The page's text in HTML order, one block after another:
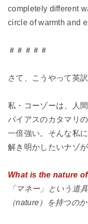
completely different
circle of warmth and
＃＃＃＃＃
さて、こうやって英
私・コーゾーは、人
バイアスのカタマリ
一倍強い。そんな私
解き明かしたいナゾ
What is the nature
「マネー」という道
（nature）を持つのか